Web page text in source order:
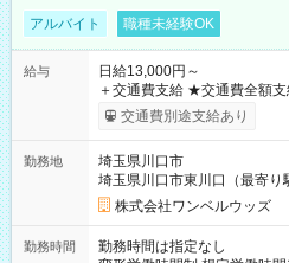
アルバイト 職種未経験OK
給与
日給13,000円～
＋交通費支給 ★交通費全額支給！ ┗案件により規定あり ★日払
いOK！（規定あり） ┗働い
ンビニATMから 日払い分を引き落とせ
交通費別途支給あり
勤務地
埼玉県川口市
埼玉県川口市東川口（最寄り
株式会社ワンベルウッズ
勤務時間
勤務時間は指定なし